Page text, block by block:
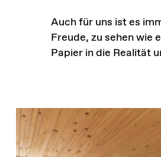
Auch für uns ist es
Freude, zu sehen wie
Papier in die Realität